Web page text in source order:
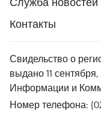
Контакты
Свидельство о
выдано 11
Информации и
Номер телефона: